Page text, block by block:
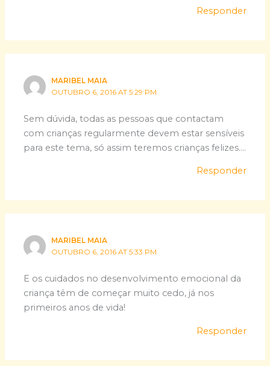
Responder
MARIBEL MAIA
OUTUBRO 6, 2016 AT 5:29 PM
Sem dúvida, todas as pessoas que contactam
com crianças regularmente devem estar sensíveis
para este tema, só assim teremos crianças felizes….
Responder
MARIBEL MAIA
OUTUBRO 6, 2016 AT 5:33 PM
E os cuidados no desenvolvimento emocional da
criança têm de começar muito cedo, já nos
primeiros anos de vida!
Responder